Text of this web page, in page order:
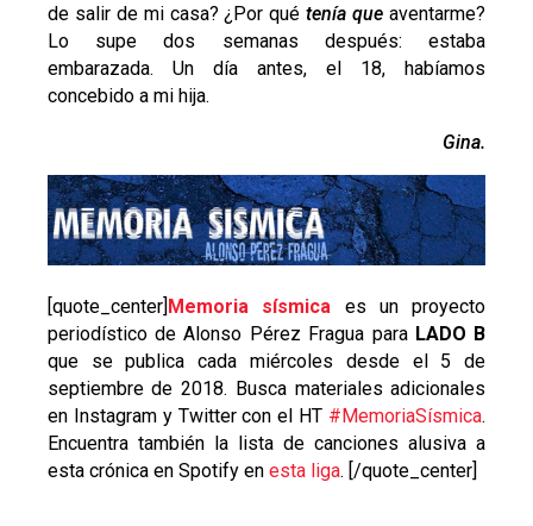
de salir de mi casa? ¿Por quétenía queaventarme?
Lo supe dos semanas después: estaba
embarazada. Un día antes, el 18, habíamos
concebido a mi hija.
Gina.
[quote_center]Memoria sísmica es un proyecto
periodístico de Alonso Pérez Fragua para LADO B
que se publica cada miércoles desde el 5 de
septiembre de 2018. Busca materiales adicionales
en Instagram y Twitter con el HT #MemoriaSísmica.
Encuentra también la lista de canciones alusiva a
esta crónica en Spotify en esta liga. [/quote_center]